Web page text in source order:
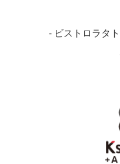
- ビストロラタ